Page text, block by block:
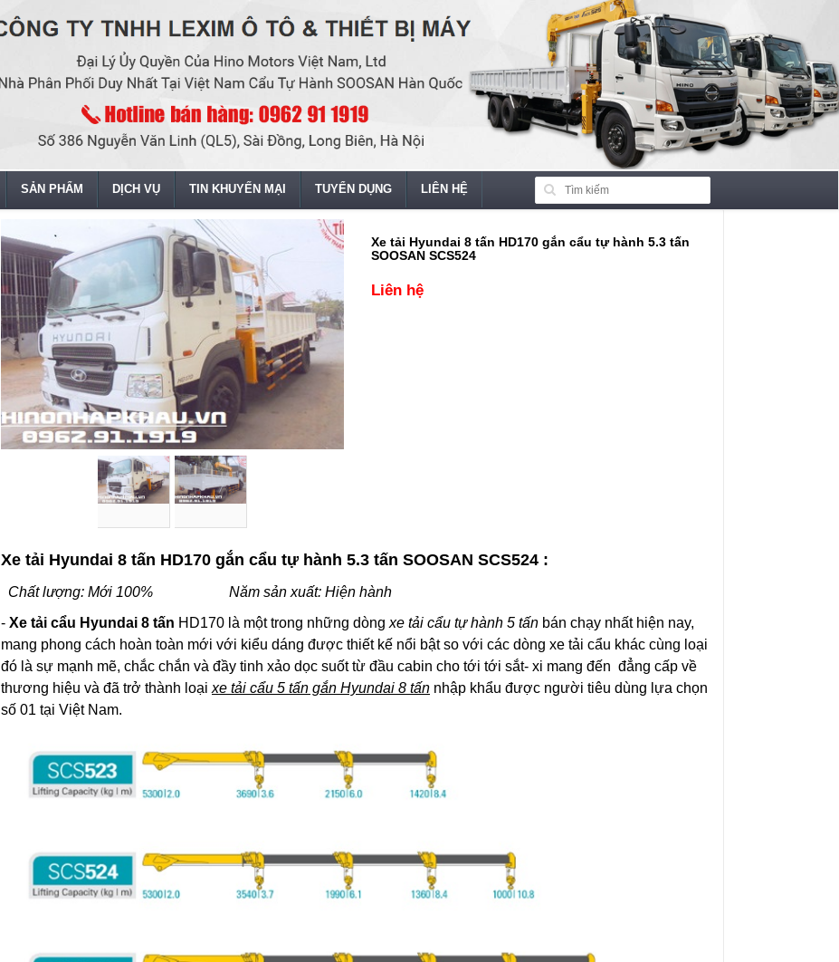
SẢN PHẨM DỊCH VỤ TIN KHUYẾN MẠI TUYỂN DỤNG LIÊN HỆ
Xe tải Hyundai 8 tấn HD170 gắn cẩu tự hành 5.3 tấn
SOOSAN SCS524
Liên hệ
Xe tải Hyundai 8 tấn HD170 gắn cẩu tự hành 5.3 tấn SOOSAN SCS524 :
Chất lượng: Mới 100% Năm sản xuất: Hiện hành
- Xe tải cẩu Hyundai 8 tấn HD170 là một trong những dòng xe tải cẩu tự hành 5 tấn bán chạy nhất hiện nay,
mang phong cách hoàn toàn mới với kiểu dáng được thiết kế nổi bật so với các dòng xe tải cẩu khác cùng loại
đó là sự mạnh mẽ, chắc chắn và đầy tinh xảo dọc suốt từ đầu cabin cho tới tới sắt- xi mang đến đẳng cấp về
thương hiệu và đã trở thành loại xe tải cẩu 5 tấn gắn Hyundai 8 tấn nhập khẩu được người tiêu dùng lựa chọn
số 01 tại Việt Nam.